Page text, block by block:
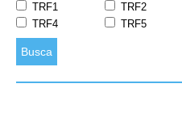
TRF1
TRF2
TRF4
TRF5
Busca